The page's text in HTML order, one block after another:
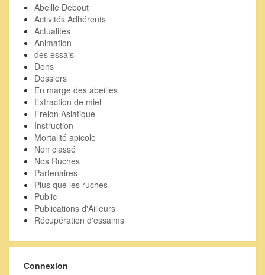
Abeille Debout
Activités Adhérents
Actualités
Animation
des essais
Dons
Dossiers
En marge des abeilles
Extraction de miel
Frelon Asiatique
Instruction
Mortalité apicole
Non classé
Nos Ruches
Partenaires
Plus que les ruches
Public
Publications d'Ailleurs
Récupération d'essaims
Connexion